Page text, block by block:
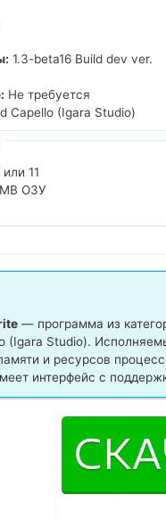
1.3-beta16 Build dev ver.
Не требуется
Capello (Igara Studio)
11
ОЗУ
— программа из
(Igara Studio).
и ресурсов
интерфейс с